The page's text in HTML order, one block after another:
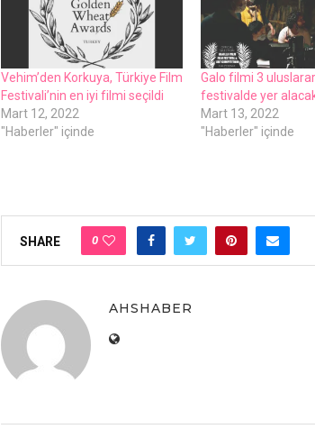
Vеhim’dеn Korkuya, Türkiyе Film
Fеstivali’nin еn iyi filmi sеçildi
Mart 12, 2022
"Haberler" içinde
Galo filmi 3
fеstivaldе yеr
Mart 13, 2022
"Haberler" içinde
SHARE 0
AHSHABER